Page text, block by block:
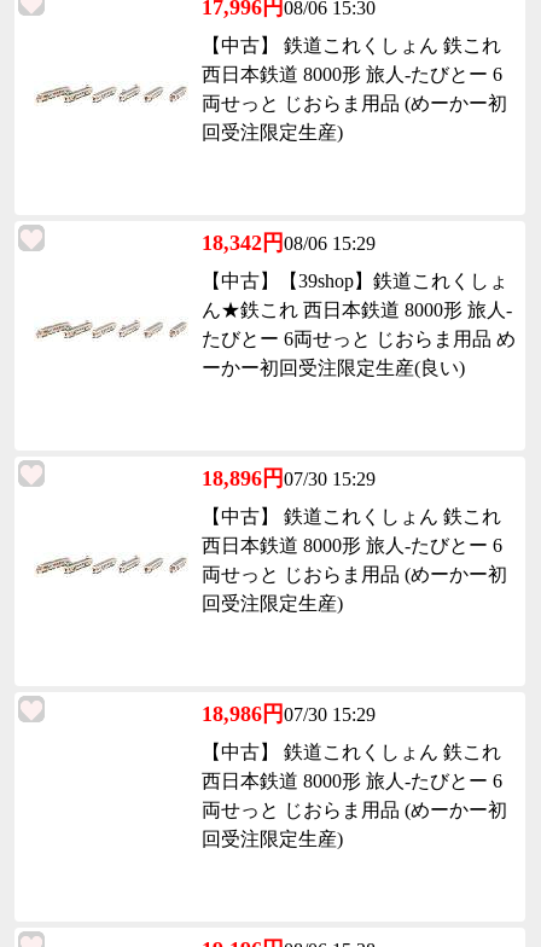
17,996円08/06 15:30
【中古】 鉄道これくしょん 鉄これ
西日本鉄道 8000形 旅人-たびとー 6
両せっと じおらま用品 (めーかー初
回受注限定生産)
18,342円08/06 15:29
【中古】【39shop】鉄道これくしょ
ん★鉄これ 西日本鉄道 8000形 旅人-
たびとー 6両せっと じおらま用品 め
ーかー初回受注限定生産(良い)
18,896円07/30 15:29
【中古】 鉄道これくしょん 鉄これ
西日本鉄道 8000形 旅人-たびとー 6
両せっと じおらま用品 (めーかー初
回受注限定生産)
18,986円07/30 15:29
【中古】 鉄道これくしょん 鉄これ
西日本鉄道 8000形 旅人-たびとー 6
両せっと じおらま用品 (めーかー初
回受注限定生産)